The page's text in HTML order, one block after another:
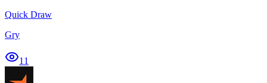
Quick Draw
Gry
11